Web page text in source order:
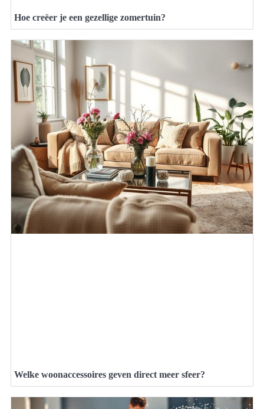
Hoe creëer je een gezellige zomertuin?
Welke woonaccessoires geven direct meer sfeer?